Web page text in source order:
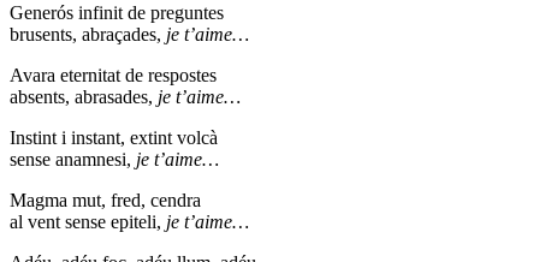
Generós infinit de preguntes
brusents, abraçades, je t’aime…
Avara eternitat de respostes
absents, abrasades, je t’aime…
Instint i instant, extint volcà
sense anamnesi, je t’aime…
Magma mut, fred, cendra
al vent sense epiteli, je t’aime…